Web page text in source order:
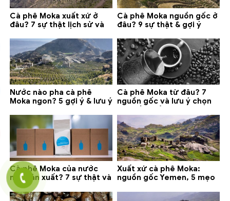
Cà phê Moka xuất xứ ở
đâu? 7 sự thật lịch sử và
Cà phê Moka nguồn gốc ở
đâu? 9 sự thật & gợi ý
Nước nào pha cà phê
Moka ngon? 5 gợi ý & lưu ý
Cà phê Moka từ đâu? 7
nguồn gốc và lưu ý chọn
Cà phê Moka của nước
nào sản xuất? 7 sự thật và
gợi ý đáng mua
Xuất xứ cà phê Moka:
nguồn gốc Yemen, 5 mẹo